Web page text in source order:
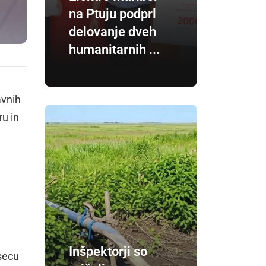
in
na Ptuju podprl
delovanje dveh
humanitarnih ...
Inšpektorji so